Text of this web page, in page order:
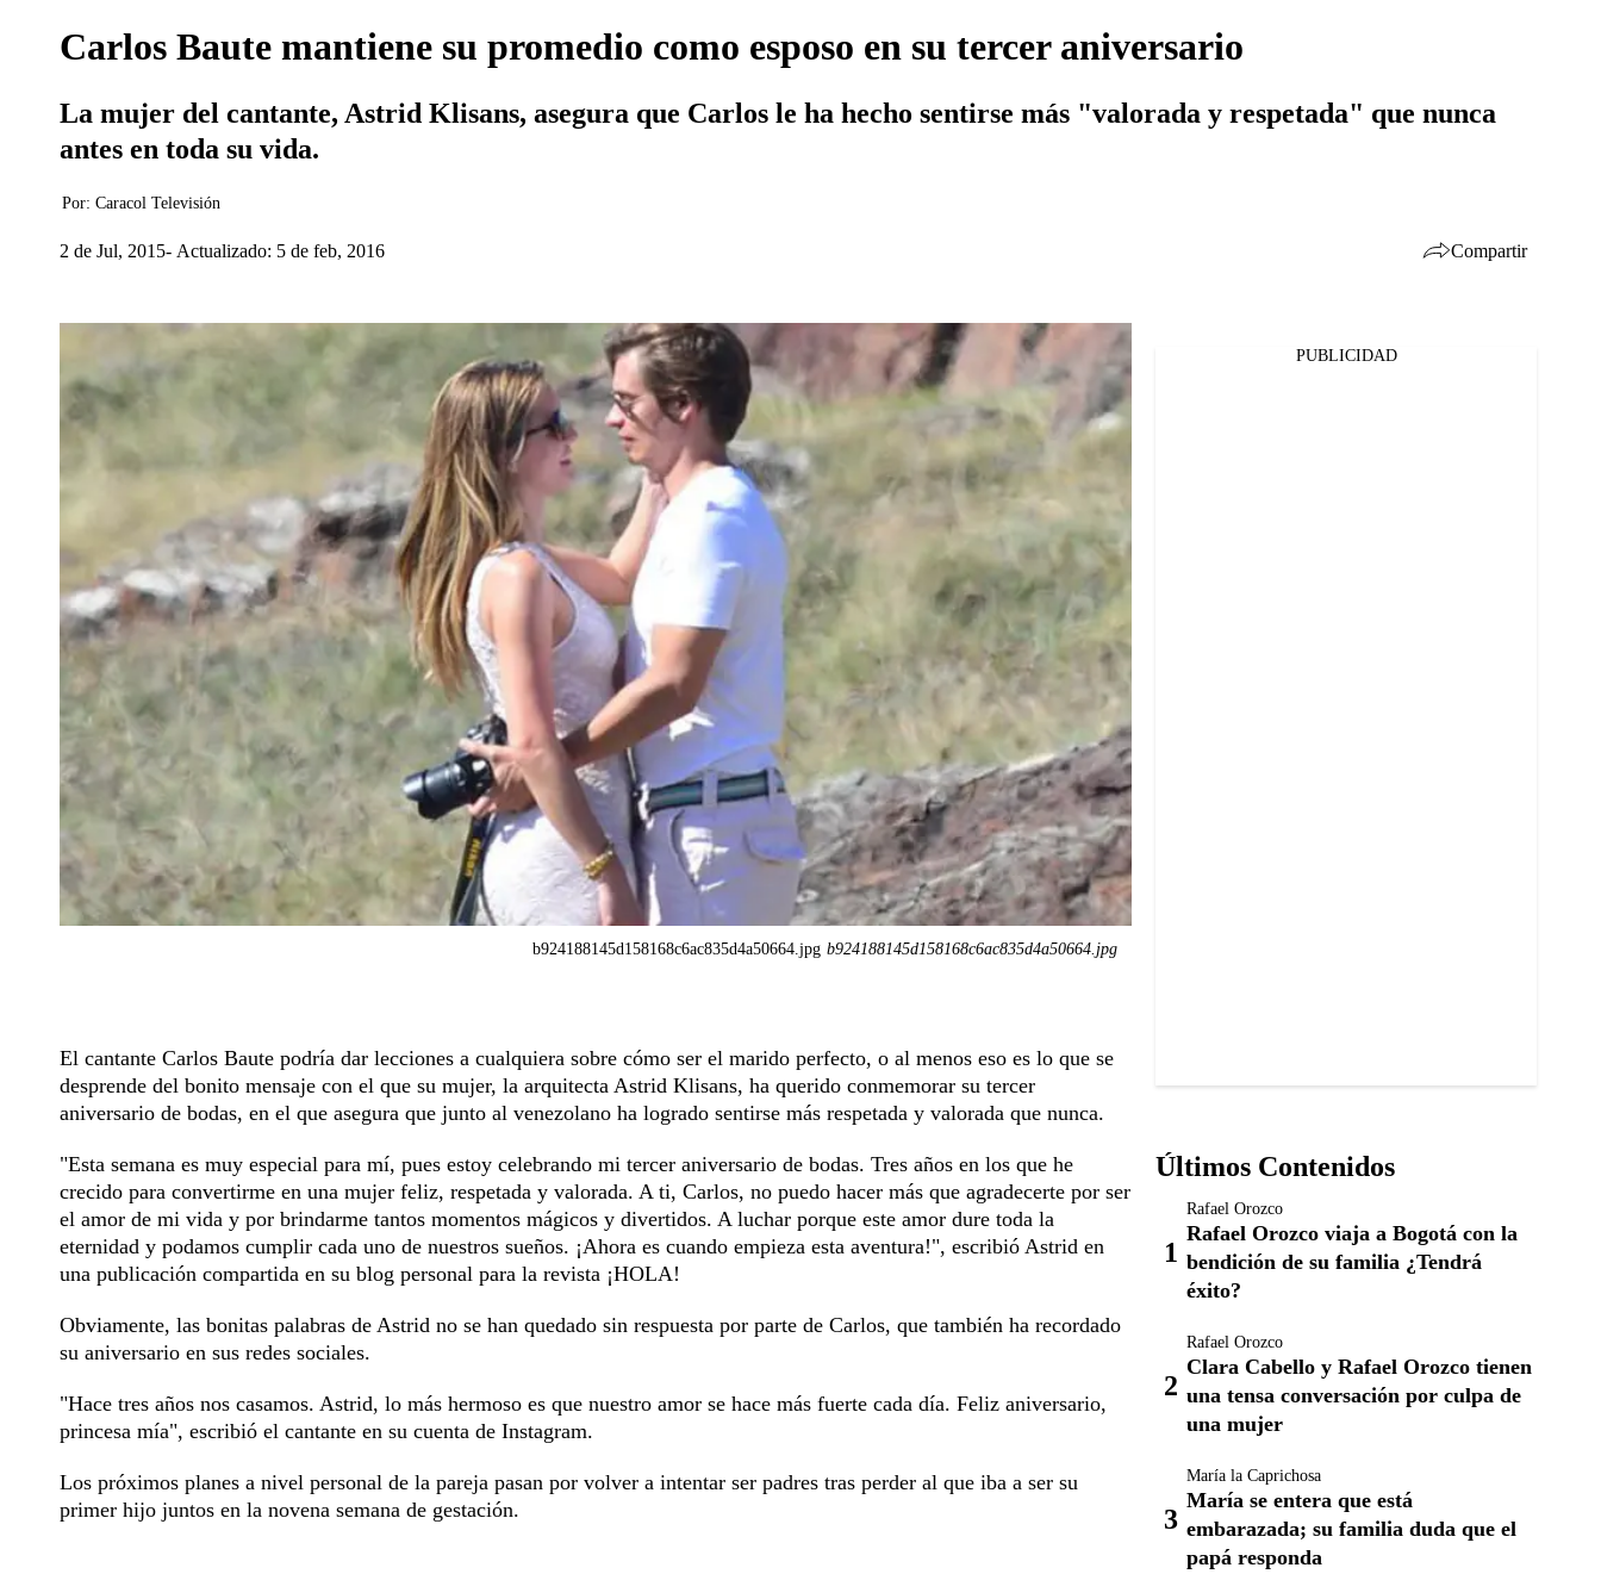
Carlos Baute mantiene su promedio como esposo en su tercer aniversario
La mujer del cantante, Astrid Klisans, asegura que Carlos le ha hecho sentirse más "valorada y respetada" que nunca
antes en toda su vida.
Por: Caracol Televisión
2 de Jul, 2015 Actualizado: 5 de feb, 2016 Compartir
Facebook
Twitter
b924188145d158168c6ac835d4a50664.jpg b924188145d158168c6ac835d4a50664.jpg
El cantante Carlos Baute podría dar lecciones a cualquiera sobre cómo ser el marido perfecto, o al menos eso es lo que se
desprende del bonito mensaje con el que su mujer, la arquitecta Astrid Klisans, ha querido conmemorar su tercer
aniversario de bodas, en el que asegura que junto al venezolano ha logrado sentirse más respetada y valorada que nunca.
"Esta semana es muy especial para mí, pues estoy celebrando mi tercer aniversario de bodas. Tres años en los que he
crecido para convertirme en una mujer feliz, respetada y valorada. A ti, Carlos, no puedo hacer más que agradecerte por ser
el amor de mi vida y por brindarme tantos momentos mágicos y divertidos. A luchar porque este amor dure toda la
eternidad y podamos cumplir cada uno de nuestros sueños. ¡Ahora es cuando empieza esta aventura!", escribió Astrid en
una publicación compartida en su blog personal para la revista ¡HOLA!
Obviamente, las bonitas palabras de Astrid no se han quedado sin respuesta por parte de Carlos, que también ha recordado
su aniversario en sus redes sociales.
"Hace tres años nos casamos. Astrid, lo más hermoso es que nuestro amor se hace más fuerte cada día. Feliz aniversario,
princesa mía", escribió el cantante en su cuenta de Instagram.
Los próximos planes a nivel personal de la pareja pasan por volver a intentar ser padres tras perder al que iba a ser su
primer hijo juntos en la novena semana de gestación.
PUBLICIDAD
Últimos Contenidos
Rafael Orozco
Rafael Orozco viaja a Bogotá con la
bendición de su familia ¿Tendrá
éxito?
Rafael Orozco
Clara Cabello y Rafael Orozco tienen
una tensa conversación por culpa de
una mujer
María la Caprichosa
María se entera que está
embarazada; su familia duda que el
papá responda